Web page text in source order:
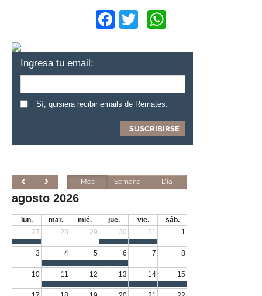
Facebook
Twitter
Ingresa tu email:
Sí, quisiera recibir emails de Remates.
Mes Semana Día
agosto 2026
lun. mar. mié. jue. vie.
sáb.
27
28 29 30 31 1
3 4 5 6 7 8
10 11 12 13 14 15